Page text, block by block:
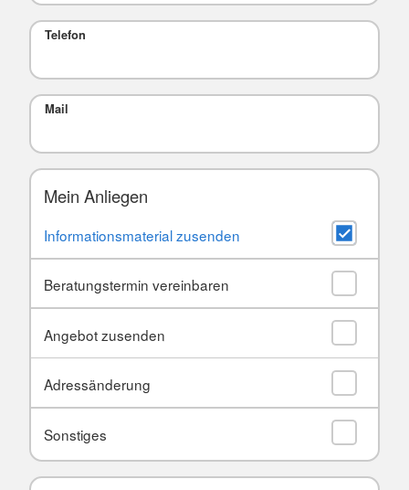
Telefon
Mail
Mein Anliegen
Informationsmaterial zusenden
Beratungstermin vereinbaren
Angebot zusenden
Adressänderung
Sonstiges